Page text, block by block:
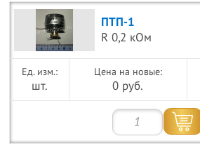
ПТП-1
R 0,2 кОм
шт.
Цена на новые:
0 руб.